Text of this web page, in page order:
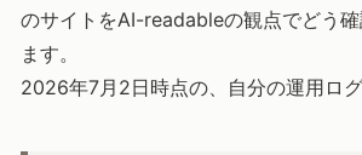
のサイトをAI-readableの観点でどう
ます。
2026年7月2日時点の、自分の運用ログ